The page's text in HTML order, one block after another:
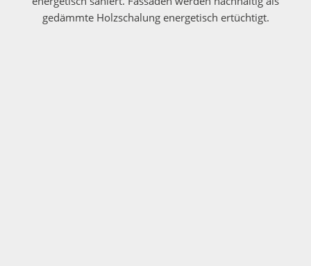
gedämmte Holzschalung energetisch ertüchtigt.